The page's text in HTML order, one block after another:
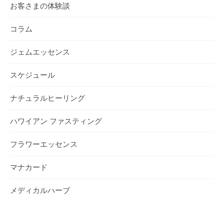
お客さまの体験談
コラム
ジェムエッセンス
スケジュール
ナチュラルヒーリング
ハワイアン ファスティング
フラワーエッセンス
マナカード
メディカルハーブ